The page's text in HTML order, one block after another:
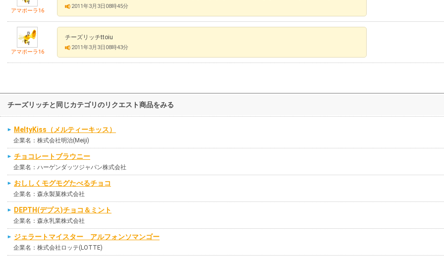
アマポーラ16
2011年3月3日08時45分
アマポーラ16
チーズリッチttoiu
2011年3月3日08時43分
チーズリッチと同じカテゴリのリクエスト商品をみる
MeltyKiss（メルティーキッス）
企業名：株式会社明治(Meiji)
チョコレートブラウニー
企業名：ハーゲンダッツジャパン株式会社
おししくモグモグたべるチョコ
企業名：森永製菓株式会社
DEPTH(デプス)チョコ＆ミント
企業名：森永乳業株式会社
ジェラートマイスター アルフォンソマンゴー
企業名：株式会社ロッテ(LOTTE)